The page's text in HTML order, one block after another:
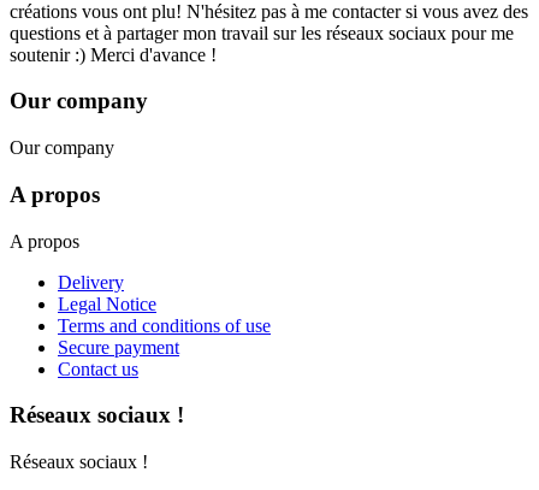
créations vous ont plu! N'hésitez pas à me contacter si vous avez des
questions et à partager mon travail sur les réseaux sociaux pour me
soutenir :) Merci d'avance !
Our company
Our company
A propos
A propos
Delivery
Legal Notice
Terms and conditions of use
Secure payment
Contact us
Réseaux sociaux !
Réseaux sociaux !